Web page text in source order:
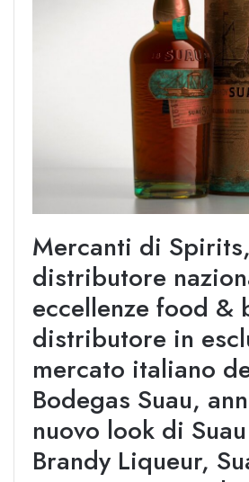
Mercanti di Spirits,
distributore
eccellenze food &
distributore in
mercato italiano
Bodegas Suau,
nuovo look di
Brandy Liqueur,